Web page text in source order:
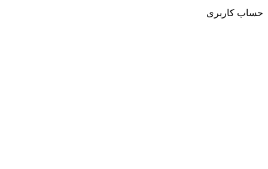
حساب کاربری